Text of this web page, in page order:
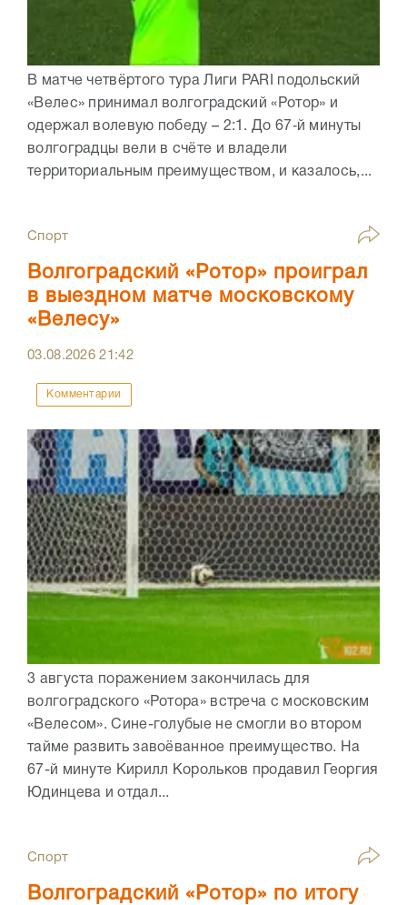
В матче четвёртого тура Лиги PARI подольский
«Велес» принимал волгоградский «Ротор» и
одержал волевую победу – 2:1. До 67‑й минуты
волгоградцы вели в счёте и владели
территориальным преимуществом, и казалось,...
Спорт
Волгоградский «Ротор» проиграл
в выездном матче московскому
«Велесу»
03.08.202621:42
Комментарии
3 августа поражением закончилась для
волгоградского «Ротора» встреча с московским
«Велесом». Сине-голубые не смогли во втором
тайме развить завоёванное преимущество. На
67-й минуте Кирилл Корольков продавил Георгия
Юдинцева и отдал...
Спорт
Волгоградский «Ротор» по итогу